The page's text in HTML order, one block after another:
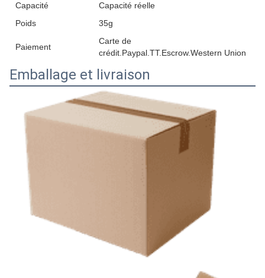
Capacité
Capacité réelle
Poids
35g
Paiement
Carte de
crédit.Paypal.TT.Escrow.Western Union
Emballage et livraison